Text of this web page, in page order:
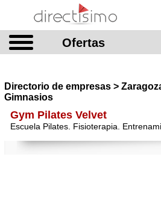
Ofertas
Directorio de empresas >
Gimnasios
Gym Pilates Velvet
Escuela Pilates. Fisioterapia.